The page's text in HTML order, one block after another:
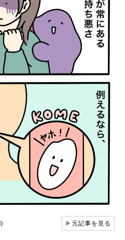
▶元記事を見る